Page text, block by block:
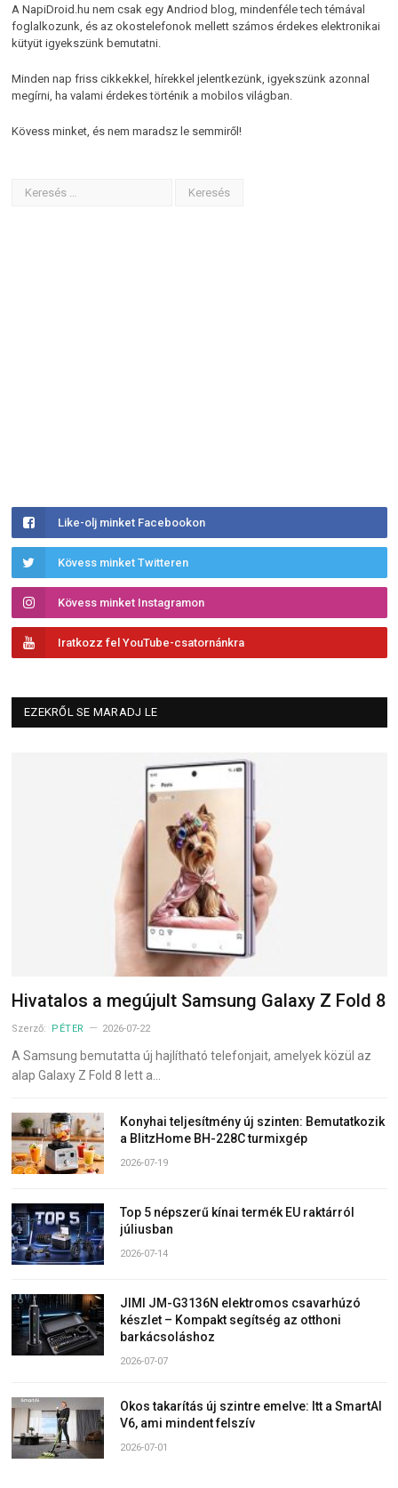
A NapiDroid.hu nem csak egy Andriod blog, mindenféle tech témával
foglalkozunk, és az okostelefonok mellett számos érdekes elektronikai
kütyüt igyekszünk bemutatni.
Minden nap friss cikkekkel, hírekkel jelentkezünk, igyekszünk azonnal
megírni, ha valami érdekes történik a mobilos világban.
Kövess minket, és nem maradsz le semmiről!
Like-olj minket Facebookon
Kövess minket Twitteren
Kövess minket Instagramon
Iratkozz fel YouTube-csatornánkra
EZEKRŐL SE MARADJ LE
Hivatalos a megújult Samsung Galaxy Z Fold 8
Szerző: PÉTER 2026-07-22
A Samsung bemutatta új hajlítható telefonjait, amelyek közül az
alap Galaxy Z Fold 8 lett a…
Konyhai teljesítmény új szinten: Bemutatkozik
a BlitzHome BH-228C turmixgép
2026-07-19
Top 5 népszerű kínai termék EU raktárról
júliusban
2026-07-14
JIMI JM-G3136N elektromos csavarhúzó
készlet – Kompakt segítség az otthoni
barkácsoláshoz
2026-07-07
Okos takarítás új szintre emelve: Itt a SmartAI
V6, ami mindent felszív
2026-07-01